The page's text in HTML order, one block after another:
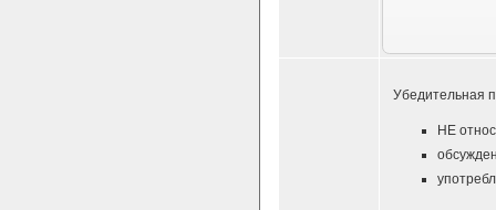
Убедительная
НЕ